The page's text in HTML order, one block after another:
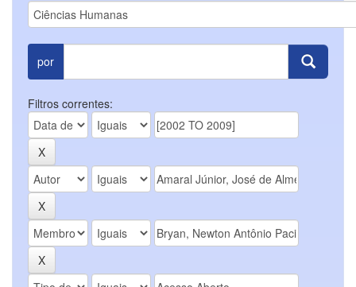
por
Filtros correntes: